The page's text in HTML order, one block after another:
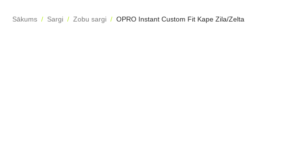
Sākums Sargi Zobu sargi OPRO Instant Custom Fit Kape Zila/Zelta